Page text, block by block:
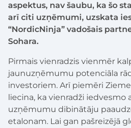
aspektus, nav šaubu, ka šo
arī citi uzņēmumi, uzskata
“NordicNinja” vadošais
Sohara.
Pirmais vienradzis vienmēr
jaunuzņēmumu potenciāla
investoriem. Arī piemēri
liecina, ka vienradži iedvesmo
uzņēmumu dibinātāju
etalonam. Lai gan pašreizējā